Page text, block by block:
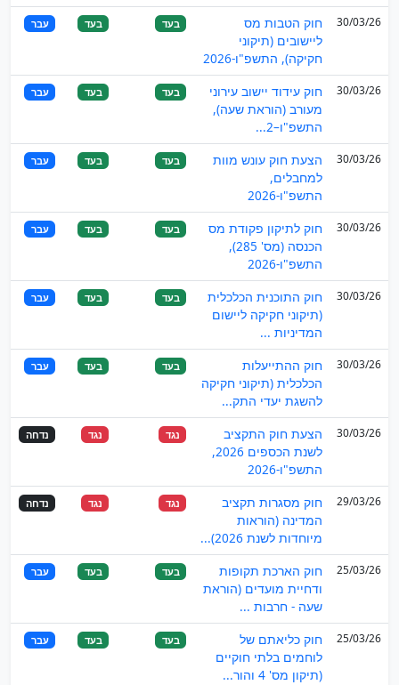
30/03/26
חוק הטבות מס
ליישובים (תיקוני
חקיקה), התשפ"ו-2026
בעד בעד עבר
30/03/26
חוק עידוד יישוב עירוני
מעורב (הוראת שעה),
התשפ"ו–2...
בעד בעד עבר
30/03/26
הצעת חוק עונש מוות
למחבלים,
התשפ"ו-2026
בעד בעד עבר
30/03/26
חוק לתיקון פקודת מס
הכנסה (מס' 285),
התשפ"ו-2026
בעד בעד עבר
30/03/26
חוק התוכנית הכלכלית
(תיקוני חקיקה ליישום
המדיניות ...
בעד בעד עבר
30/03/26
חוק ההתייעלות
הכלכלית (תיקוני חקיקה
להשגת יעדי התק...
בעד בעד עבר
30/03/26
הצעת חוק התקציב
לשנת הכספים 2026,
התשפ"ו-2026
נגד נגד נדחה
29/03/26
חוק מסגרות תקציב
המדינה (הוראות
מיוחדות לשנת 2026)...
נגד נגד נדחה
25/03/26
חוק הארכת תקופות
ודחיית מועדים (הוראת
שעה - חרבות ...
בעד בעד עבר
25/03/26
חוק כליאתם של
לוחמים בלתי חוקיים
(תיקון מס' 4 והור...
בעד בעד עבר